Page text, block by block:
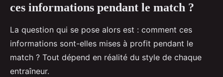
ces informations pendant le match ?
La question qui se pose alors est : comment ces
informations sont-elles mises à profit pendant le
match ? Tout dépend en réalité du style de chaque
entraîneur.